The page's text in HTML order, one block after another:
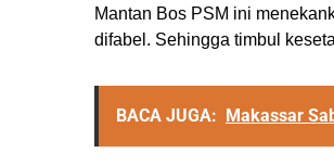
Mantan Bos PSM ini
difabel. Sehingga timbul
BACA JUGA: Makassar